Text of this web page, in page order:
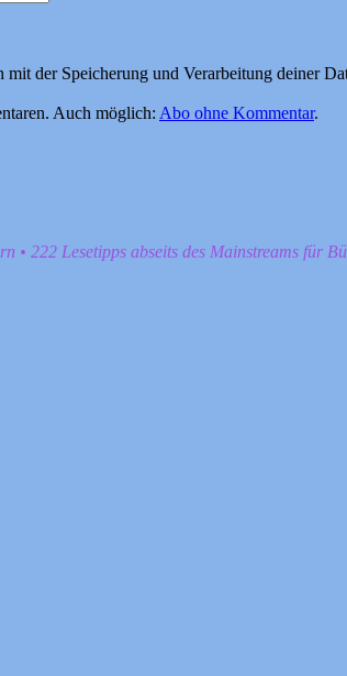
der Speicherung und Verarbeitung deiner
Auch möglich: Abo ohne Kommentar.
• 222 Lesetipps abseits des Mainstreams für